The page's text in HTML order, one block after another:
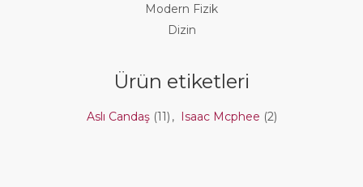
Modern Fizik
Dizin
Ürün etiketleri
Aslı Candaş (11) , Isaac Mcphee (2)